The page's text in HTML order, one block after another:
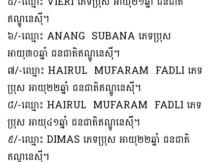
ឥណ្ឌូនេស៊ី។
៦/-ឈ្មោះ ANANG SUBANA ភេទប្រុស
អាយុ៣០ឆ្នាំ ជនជាតិឥណ្ឌូនេស៊ី។
៧/-ឈ្មោះ HAIRUL MUFARAM FADLI ភេទ
ប្រុស អាយុ២២ឆ្នាំ ជនជាតិឥណ្ឌូនេស៊ី។
៨/-ឈ្មោះ HAIRUL MUFARAM FADLI ភេទ
ប្រុស អាយុ៤១ឆ្នាំ ជនជាតិឥណ្ឌូនេស៊ី។
៩/-ឈ្មោះ DIMAS ភេទប្រុស អាយុ២២ឆ្នាំ ជនជាតិ
ឥណ្ឌូនេស៊ី។